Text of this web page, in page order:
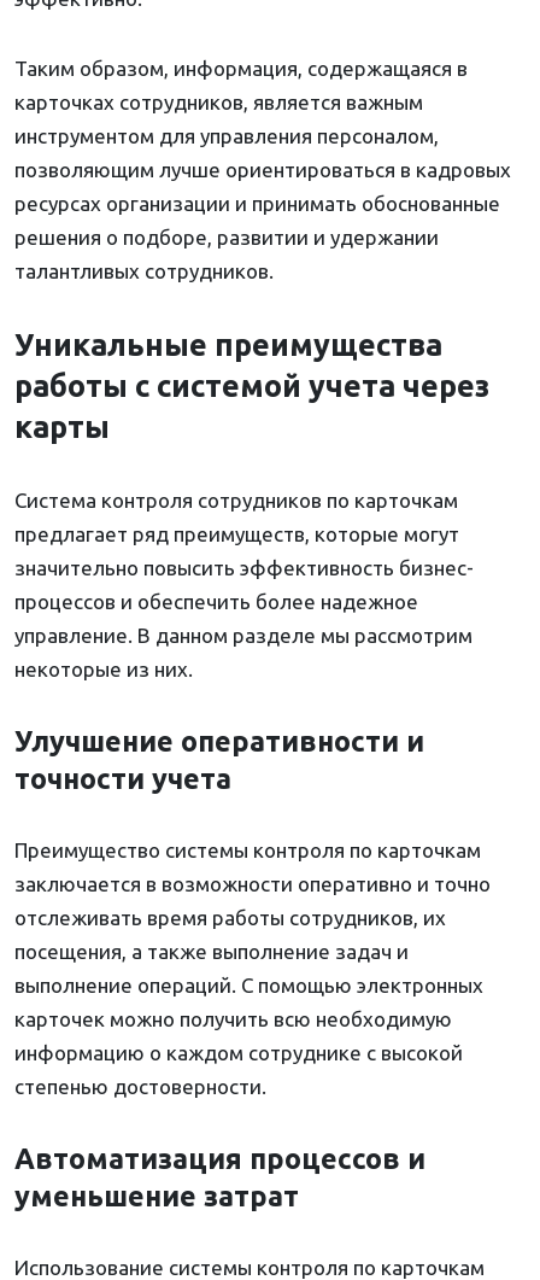
Таким образом, информация, содержащаяся в
карточках сотрудников, является важным
инструментом для управления персоналом,
позволяющим лучше ориентироваться в кадровых
ресурсах организации и принимать обоснованные
решения о подборе, развитии и удержании
талантливых сотрудников.
Уникальные преимущества
работы с системой учета через
карты
Система контроля сотрудников по карточкам
предлагает ряд преимуществ, которые могут
значительно повысить эффективность бизнес-
процессов и обеспечить более надежное
управление. В данном разделе мы рассмотрим
некоторые из них.
Улучшение оперативности и
точности учета
Преимущество системы контроля по карточкам
заключается в возможности оперативно и точно
отслеживать время работы сотрудников, их
посещения, а также выполнение задач и
выполнение операций. С помощью электронных
карточек можно получить всю необходимую
информацию о каждом сотруднике с высокой
степенью достоверности.
Автоматизация процессов и
уменьшение затрат
Использование системы контроля по карточкам